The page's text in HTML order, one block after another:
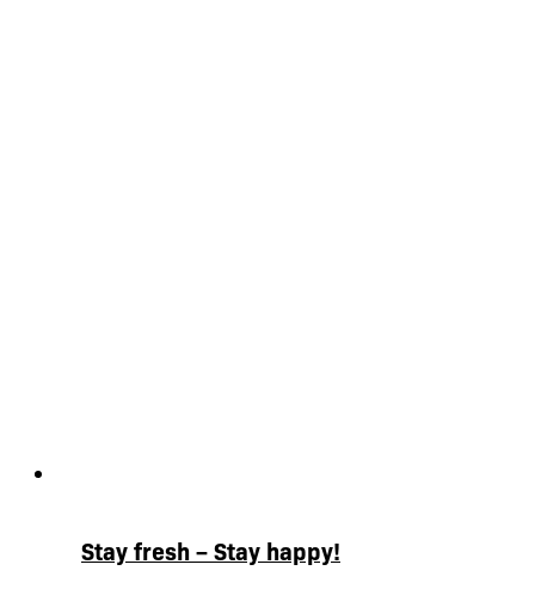
Stay fresh – Stay happy!